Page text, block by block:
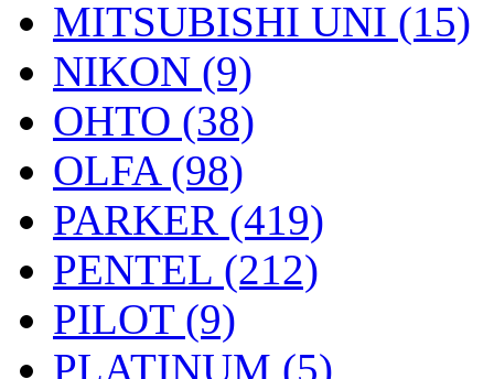
MITSUBISHI UNI (15)
NIKON (9)
OHTO (38)
OLFA (98)
PARKER (419)
PENTEL (212)
PILOT (9)
PLATINUM (5)